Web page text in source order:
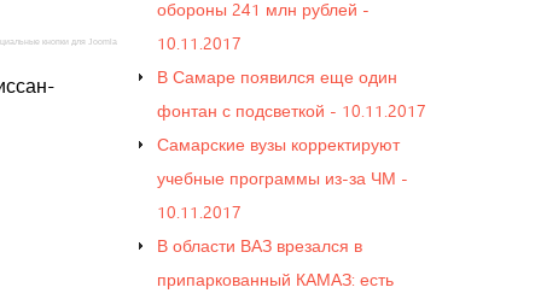
кнопки для Joomla
обороны 241 млн рублей -
10.11.2017
В Самаре появился еще один
фонтан с подсветкой - 10.11.2017
Самарские вузы корректируют
учебные программы из-за ЧМ -
10.11.2017
В области ВАЗ врезался в
припаркованный КАМАЗ: есть